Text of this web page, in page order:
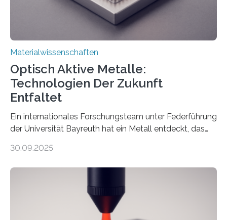
Materialwissenschaften
Optisch Aktive Metalle:
Technologien Der Zukunft
Entfaltet
Ein internationales Forschungsteam unter Federführung
der Universität Bayreuth hat ein Metall entdeckt, das
Dadurch ist es in der Lage, eine sogenannte zweite
Nichtmetallen vorkommt und insbesondere für
Sensorik und Elektrotechnik von Interesse ist. Über ihre
Erkenntnisse berichten die Forschenden im Journal of
30.09.2025